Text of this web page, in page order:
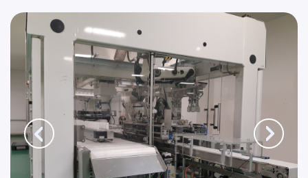
Sürdürülebilirlik
İletişim
EN TR